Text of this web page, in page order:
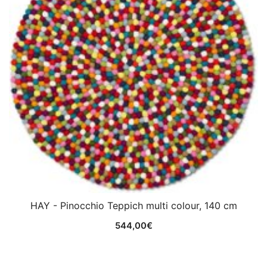
HAY - Pinocchio Teppich multi colour, 140 cm
544,00€